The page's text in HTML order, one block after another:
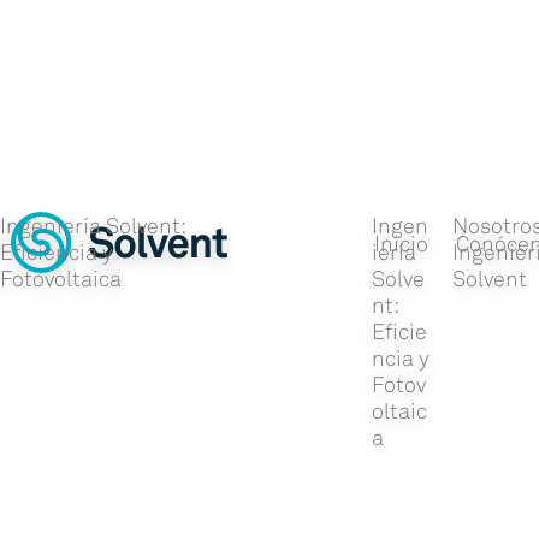
Ingeniería Solvent:
Eficiencia y
Fotovoltaica
Ingen
iería
Solve
nt:
Eficie
ncia y
Fotov
oltaic
a
Solvent